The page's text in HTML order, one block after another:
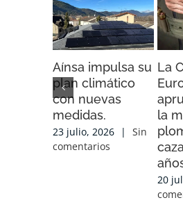
Aínsa impulsa su
plan climático
con nuevas
medidas.
23 julio, 2026 |
Sin
comentarios
La
la
20